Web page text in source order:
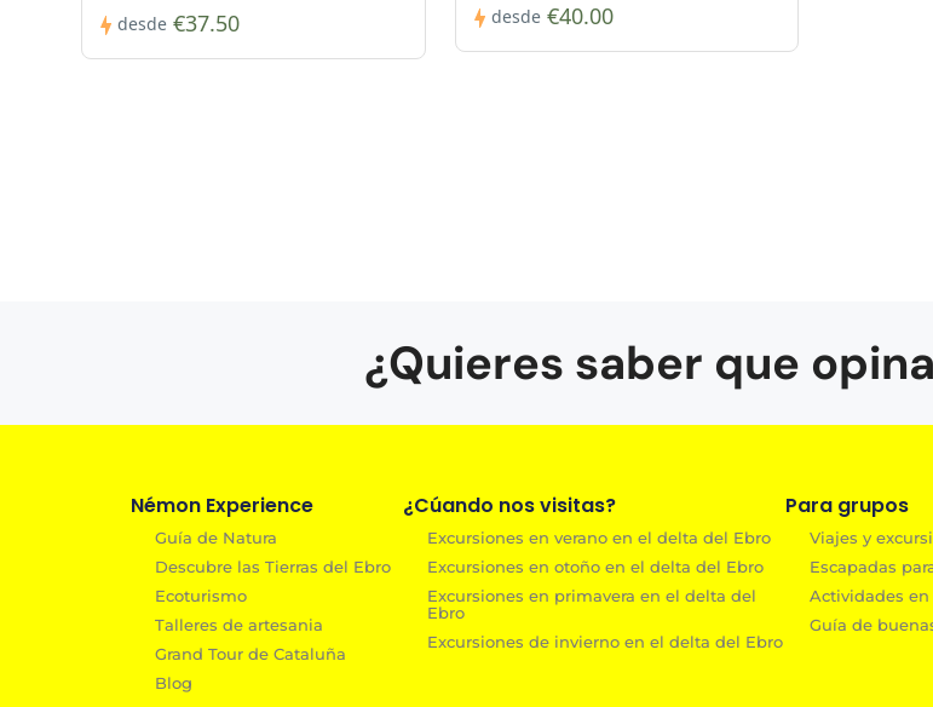
desde €37.50 desde €40.00
¿Quieres saber que
Némon Experience
Guía de Natura
Descubre las Tierras del Ebro
Ecoturismo
Talleres de artesania
Grand Tour de Cataluña
Blog
¿Cúando nos visitas?
Excursiones en verano en el delta del Ebro
Excursiones en otoño en el delta del Ebro
Excursiones en primavera en el delta del
Ebro
Excursiones de invierno en el delta del Ebro
Para grupos
Viajes y
Escapadas
Actividades
Guía de